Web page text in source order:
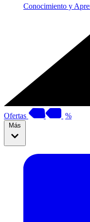
Conocimiento y
Ofertas %
Más